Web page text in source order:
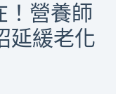
！營養師
延緩老化